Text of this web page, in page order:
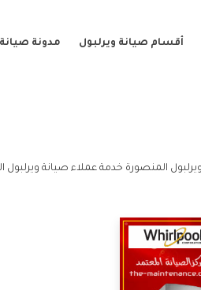
أقسام صيانة ويرلبول مدونة
المنصورة خدمة عملاء صيانة